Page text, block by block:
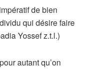
de bien
qui désire faire
Yossef z.t.l.)
autant qu’on